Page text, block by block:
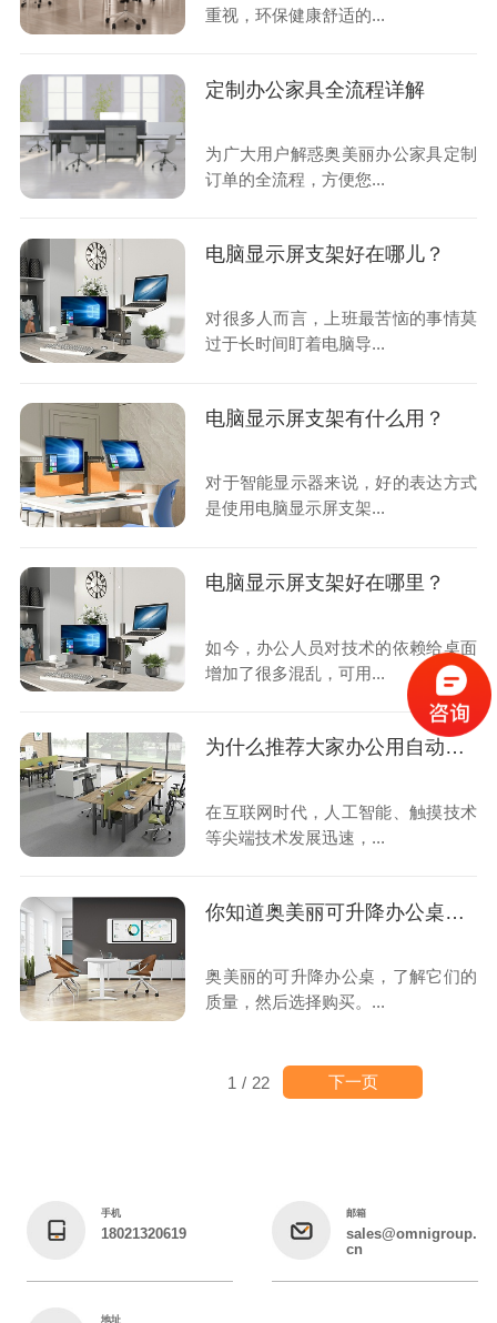
重视，环保健康舒适的...
定制办公家具全流程详解
为广大用户解惑奥美丽办公家具定制
订单的全流程，方便您...
电脑显示屏支架好在哪儿？
对很多人而言，上班最苦恼的事情莫
过于长时间盯着电脑导...
电脑显示屏支架有什么用？
对于智能显示器来说，好的表达方式
是使用电脑显示屏支架...
电脑显示屏支架好在哪里？
如今，办公人员对技术的依赖给桌面
增加了很多混乱，可用...
为什么推荐大家办公用自动升降桌子？
在互联网时代，人工智能、触摸技术
等尖端技术发展迅速，...
你知道奥美丽可升降办公桌吗？
奥美丽的可升降办公桌，了解它们的
质量，然后选择购买。...
1 / 22 下一页
手机
18021320619
邮箱
sales@omnigroup.
cn
地址